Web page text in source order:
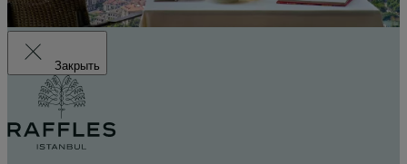
Закрыть